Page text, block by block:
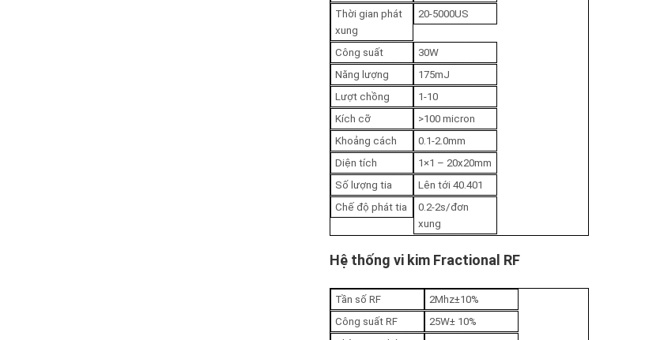
Thời gian phát
xung
20-5000US
Công suất
30W
Năng lượng
175mJ
Lượt chồng
1-10
Kích cỡ
>100 micron
Khoảng cách
0.1-2.0mm
Diện tích
1×1 – 20x20mm
Số lượng tia
Lên tới 40.401
Chế độ phát tia
0.2-2s/đơn
xung
Hệ thống vi kim Fractional RF
Tần số RF
2Mhz±10%
Công suất RF
25W± 10%